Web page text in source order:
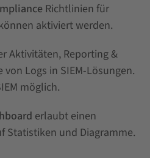
Richtlinien für
können aktiviert werden.
Aktivitäten, Reporting &
von Logs in SIEM-Lösungen.
möglich.
erlaubt einen
Statistiken und Diagramme.